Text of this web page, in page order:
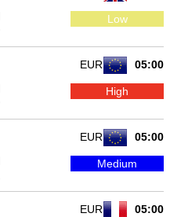
Low
05:00
EUR
High
05:00
EUR
Medium
05:00
EUR